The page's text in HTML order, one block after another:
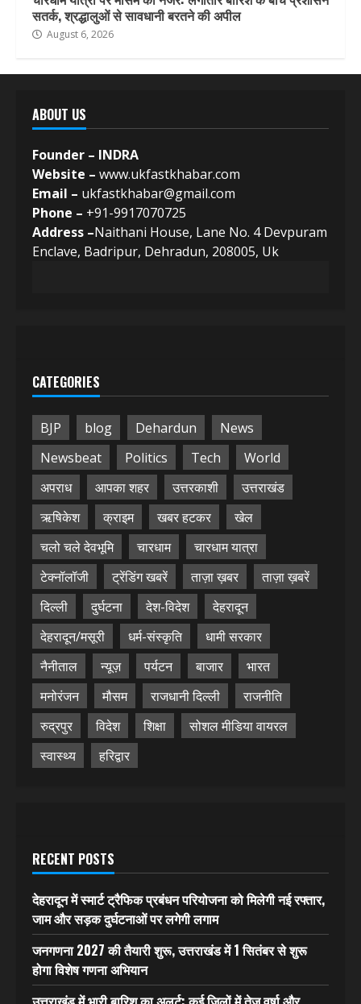
सतर्क, श्रद्धालुओं से सावधानी बरतने की अपील
August 6, 2026
ABOUT US
Founder – INDRA
Website – www.ukfastkhabar.com
Email – ukfastkhabar@gmail.com
Phone – +91-9917070725
Address –Naithani House, Lane No. 4 Devpuram
Enclave, Badripur, Dehradun, 208005, Uk
CATEGORIES
BJP blog Dehardun
News
Newsbeat
Politics Tech
World
अपराध
आपका शहर उत्तरकाशी
उत्तराखंड
ऋषिकेश
क्राइम खबर हटकर
खेल
चलो चले देवभूमि
चारधाम
चारधाम यात्रा
टेक्नॉलॉजी
ट्रेंडिंग खबरें ताज़ा ख़बर
ताज़ा ख़बरें
दिल्ली
दुर्घटना देश-विदेश
देहरादून
देहरादून/मसूरी
धर्म-संस्कृति
धामी सरकार
नैनीताल
न्यूज़ पर्यटन बाजार
भारत
मनोरंजन
मौसम राजधानी दिल्ली
राजनीति
रुद्रपुर
विदेश शिक्षा
सोशल मीडिया वायरल
स्वास्थ्य
हरिद्वार
RECENT POSTS
देहरादून में स्मार्ट ट्रैफिक प्रबंधन परियोजना को मिलेगी नई रफ्तार,
जाम और सड़क दुर्घटनाओं पर लगेगी लगाम
जनगणना 2027 की तैयारी शुरू, उत्तराखंड में 1 सितंबर से शुरू
होगा विशेष गणना अभियान